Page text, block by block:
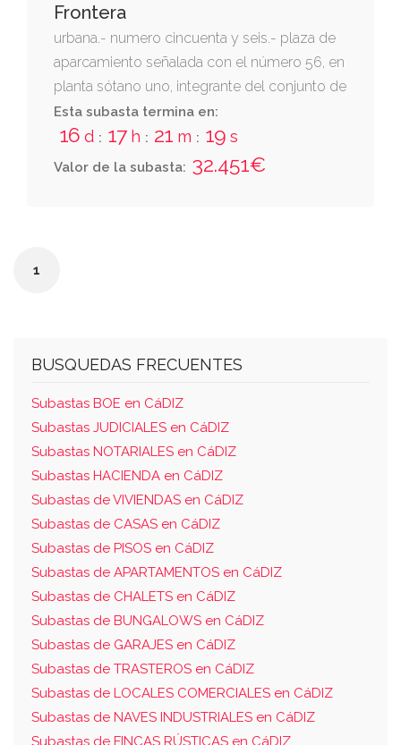
Frontera
urbana.- numero cincuenta y seis.- plaza de
aparcamiento señalada con el número 56, en
planta sótano uno, integrante del conjunto de
edificación denominado "
Esta subasta termina en:
16 d : 17 h : 21 m : 19 s
Valor de la subasta: 32.451€
1
BUSQUEDAS FRECUENTES
Subastas BOE en CáDIZ
Subastas JUDICIALES en CáDIZ
Subastas NOTARIALES en CáDIZ
Subastas HACIENDA en CáDIZ
Subastas de VIVIENDAS en CáDIZ
Subastas de CASAS en CáDIZ
Subastas de PISOS en CáDIZ
Subastas de APARTAMENTOS en CáDIZ
Subastas de CHALETS en CáDIZ
Subastas de BUNGALOWS en CáDIZ
Subastas de GARAJES en CáDIZ
Subastas de TRASTEROS en CáDIZ
Subastas de LOCALES COMERCIALES en CáDIZ
Subastas de NAVES INDUSTRIALES en CáDIZ
Subastas de FINCAS RÚSTICAS en CáDIZ